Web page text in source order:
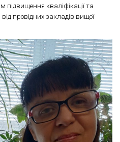
кваліфікації та
провідних закладів вищої